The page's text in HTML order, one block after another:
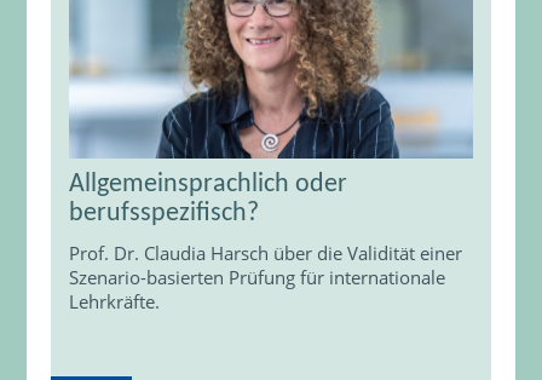
Allgemeinsprachlich oder
berufsspezifisch?
Prof. Dr. Claudia Harsch über die Validität einer
Szenario-basierten Prüfung für internationale
Lehrkräfte.